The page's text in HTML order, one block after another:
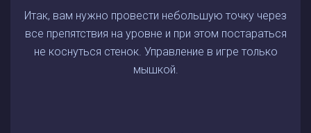
Итак, вам нужно провести небольшую точку через
все препятствия на уровне и при этом постараться
не коснуться стенок. Управление в игре только
мышкой.